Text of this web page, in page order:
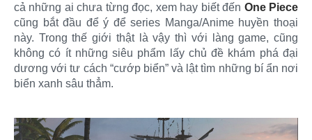
cả những ai chưa từng đọc, xem hay biết đến One Piece
cũng bắt đầu để ý để series Manga/Anime huyền thoại
này. Trong thế giới thật là vậy thì với làng game, cũng
không có ít những siêu phẩm lấy chủ đề khám phá đại
dương với tư cách “cướp biển” và lật tìm những bí ẩn nơi
biển xanh sâu thẳm.